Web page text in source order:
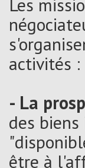
activités :
- La
des
être à